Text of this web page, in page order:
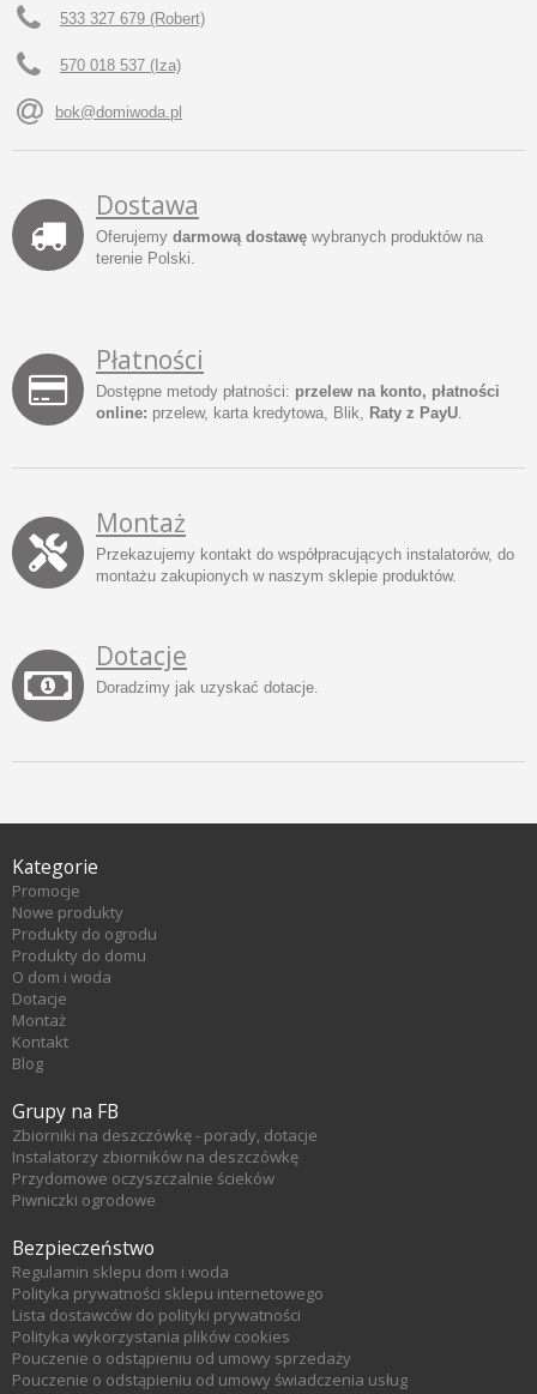
533 327 679 (Robert)
570 018 537 (Iza)
bok@domiwoda.pl
Dostawa
Oferujemy darmową dostawę wybranych produktów na
terenie Polski.
Płatności
Dostępne metody płatności: przelew na konto, płatności
online: przelew, karta kredytowa, Blik, Raty z PayU.
Montaż
Przekazujemy kontakt do współpracujących instalatorów, do
montażu zakupionych w naszym sklepie produktów.
Dotacje
Doradzimy jak uzyskać dotacje.
Kategorie
Promocje
Nowe produkty
Produkty do ogrodu
Produkty do domu
O dom i woda
Dotacje
Montaż
Kontakt
Blog
Grupy na FB
Zbiorniki na deszczówkę - porady, dotacje
Instalatorzy zbiorników na deszczówkę
Przydomowe oczyszczalnie ścieków
Piwniczki ogrodowe
Bezpieczeństwo
Regulamin sklepu dom i woda
Polityka prywatności sklepu internetowego
Lista dostawców do polityki prywatności
Polityka wykorzystania plików cookies
Pouczenie o odstąpieniu od umowy sprzedaży
Pouczenie o odstąpieniu od umowy świadczenia usług